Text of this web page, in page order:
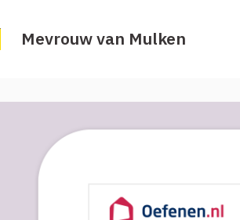
Mevrouw van Mulken